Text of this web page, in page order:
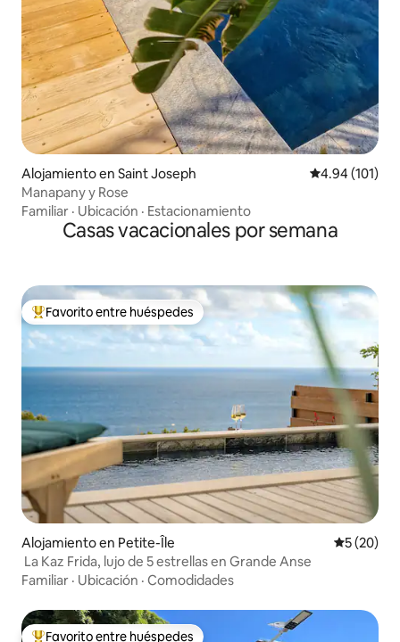
Alojamiento en Saint Joseph Calificación
4.94 (101)
Manapany y Rose
Familiar · Ubicación · Estacionamiento
Casas vacacionales por semana
Favorito entre huéspedes preferido
Favorito entre huéspedes
Alojamiento en Petite-Île
5 (20)
La Kaz Frida, lujo de 5 estrellas en Grande Anse
Familiar · Ubicación · Comodidades
Favorito entre huéspedes